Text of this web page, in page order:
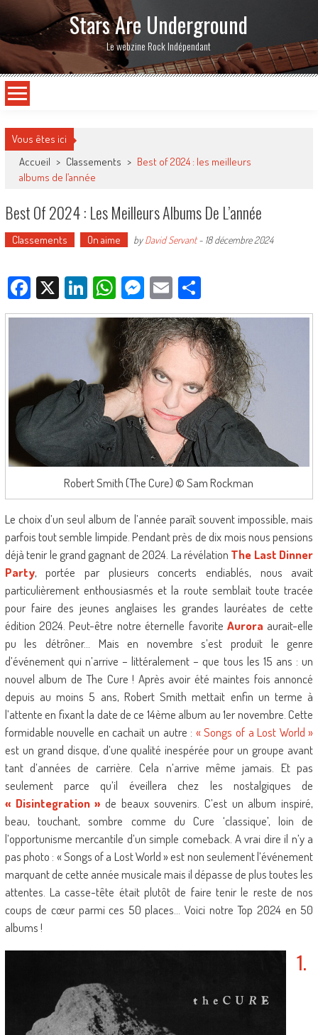
Stars Are Underground
Le webzine Rock Indépendant
Vous êtes ici
Accueil > Classements > Best of 2024 : les meilleurs
albums de l’année
Best Of 2024 : Les Meilleurs Albums De L’année
Classements On aime byDavid Servant- 18 décembre 2024
Facebook
X LinkedIn
WhatsApp
Messenger
EmailPartager
Robert Smith (The Cure) © Sam Rockman
Le choix d’un seul album de l’année paraît souvent impossible, mais
parfois tout semble limpide. Pendant près de dix mois nous pensions
déjà tenir le grand gagnant de 2024. La révélation The Last Dinner
Party, portée par plusieurs concerts endiablés, nous avait
particulièrement enthousiasmés et la route semblait toute tracée
pour faire des jeunes anglaises les grandes lauréates de cette
édition 2024. Peut-être notre éternelle favorite Aurora aurait-elle
pu les détrôner… Mais en novembre s’est produit le genre
d’événement qui n’arrive – littéralement – que tous les 15 ans : un
nouvel album de The Cure ! Après avoir été maintes fois annoncé
depuis au moins 5 ans, Robert Smith mettait enfin un terme à
l’attente en fixant la date de ce 14ème album au 1er novembre. Cette
formidable nouvelle en cachait un autre : « Songs of a Lost World »
est un grand disque, d’une qualité inespérée pour un groupe avant
tant d’années de carrière. Cela n’arrive même jamais. Et pas
seulement parce qu’il éveillera chez les nostalgiques de
« Disintegration » de beaux souvenirs. C’est un album inspiré,
beau, touchant, sombre comme du Cure ‘classique’, loin de
l’opportunisme mercantile d’un simple comeback. A vrai dire il n’y a
pas photo : « Songs of a Lost World » est non seulement l’événement
marquant de cette année musicale mais il dépasse de plus toutes les
attentes. La casse-tête était plutôt de faire tenir le reste de nos
coups de cœur parmi ces 50 places… Voici notre Top 2024 en 50
albums !
1.